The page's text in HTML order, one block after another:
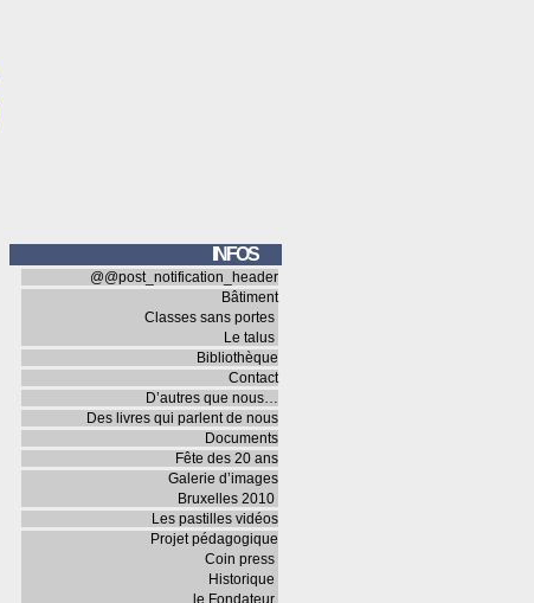
INFOS
@@post_notification_header
Bâtiment
Classes sans portes
Le talus
Bibliothèque
Contact
D’autres que nous…
Des livres qui parlent de nous
Documents
Fête des 20 ans
Galerie d’images
Bruxelles 2010
Les pastilles vidéos
Projet pédagogique
Coin press
Historique
le Fondateur